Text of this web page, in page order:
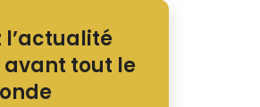
l’actualité
tout le